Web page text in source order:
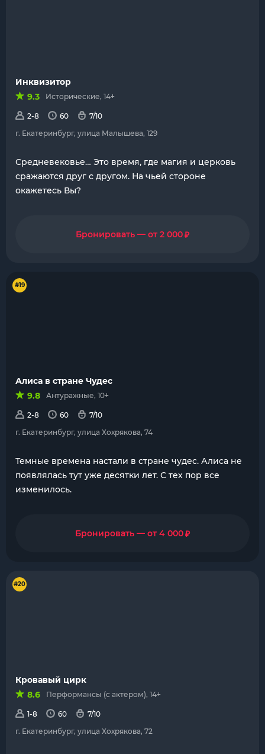
Инквизитор
9.3
Исторические, 14+
2-8 60
7/10
г. Екатеринбург, улица Малышева, 129
Средневековье… Это время, где магия и церковь
сражаются друг с другом. На чьей стороне
окажетесь Вы?
Бронировать — от 2 000₽
#19
Алиса в стране Чудес
9.8
Антуражные, 10+
2-8 60
7/10
г. Екатеринбург, улица Хохрякова, 74
Темные времена настали в стране чудес. Алиса не
появлялась тут уже десятки лет. С тех пор все
изменилось.
Бронировать — от 4 000₽
#20
Кровавый цирк
8.6
Перформансы (с актером), 14+
1-8 60
7/10
г. Екатеринбург, улица Хохрякова, 72